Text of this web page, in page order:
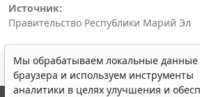
Источник:
Правительство Республики Марий Эл
Мы обрабатываем локальные данные
браузера и используем инструменты
аналитики в целях улучшения и